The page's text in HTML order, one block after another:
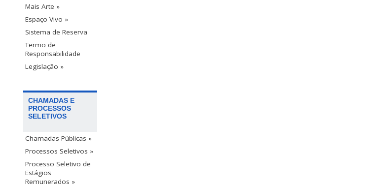
Mais Arte »
Espaço Vivo »
Sistema de Reserva
Termo de
Responsabilidade
Legislação »
CHAMADAS E
PROCESSOS
SELETIVOS
Chamadas Públicas »
Processos Seletivos »
Processo Seletivo de
Estágios
Remunerados »